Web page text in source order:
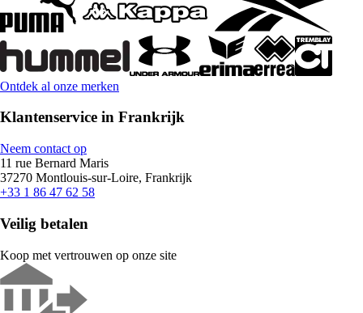
Ontdek al onze merken
Klantenservice in Frankrijk
Neem contact op
11 rue Bernard Maris
37270 Montlouis-sur-Loire, Frankrijk
+33 1 86 47 62 58
Veilig betalen
Koop met vertrouwen op onze site